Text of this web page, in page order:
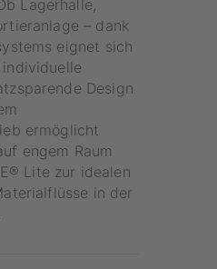
Lagerhalle,
– dank
eignet sich
Design
ermöglicht
engem Raum
Lite zur idealen
in der